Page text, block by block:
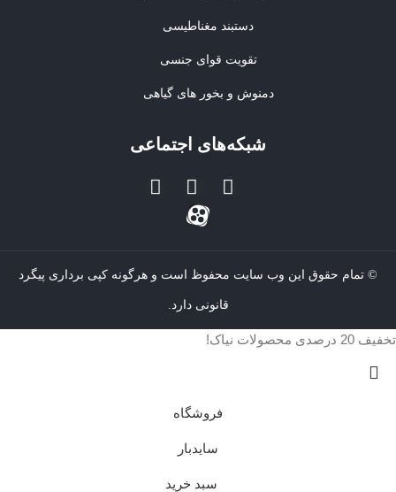
دستبند مغناطیسی
تقویت قوای جنسی
دمنوش و بخور های گیاهی
شبکه‌های اجتماعی
© تمام حقوق این وب سایت محفوظ است و هرگونه کپی برداری پیگرد
قانونی دارد.
تخفیف 20 درصدی محصولات نیاک!
فروشگاه
سایدبار
سبد خرید